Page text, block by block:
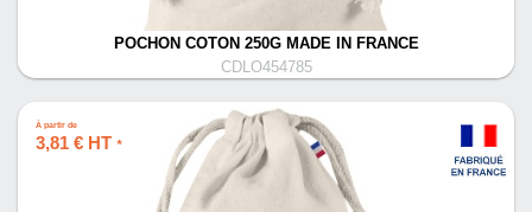
POCHON COTON 250G MADE IN FRANCE
CDLO454785
À partir de
3,81 € HT *